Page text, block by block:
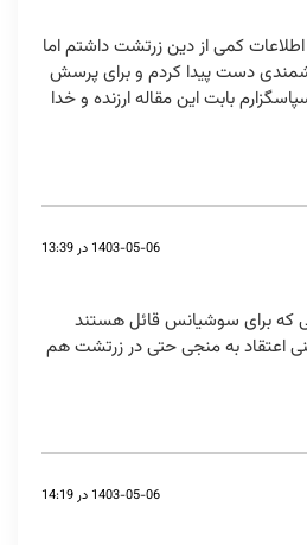
اطلاعات کمی از دین زرتشت داشتم اما
دست پیدا کردم و برای پرسش
بابت این مقاله ارزنده و خدا
1403-05-06 در 13:39
که برای سوشیانس قائل هستند
اعتقاد به منجی حتی در زرتشت هم
1403-05-06 در 14:19